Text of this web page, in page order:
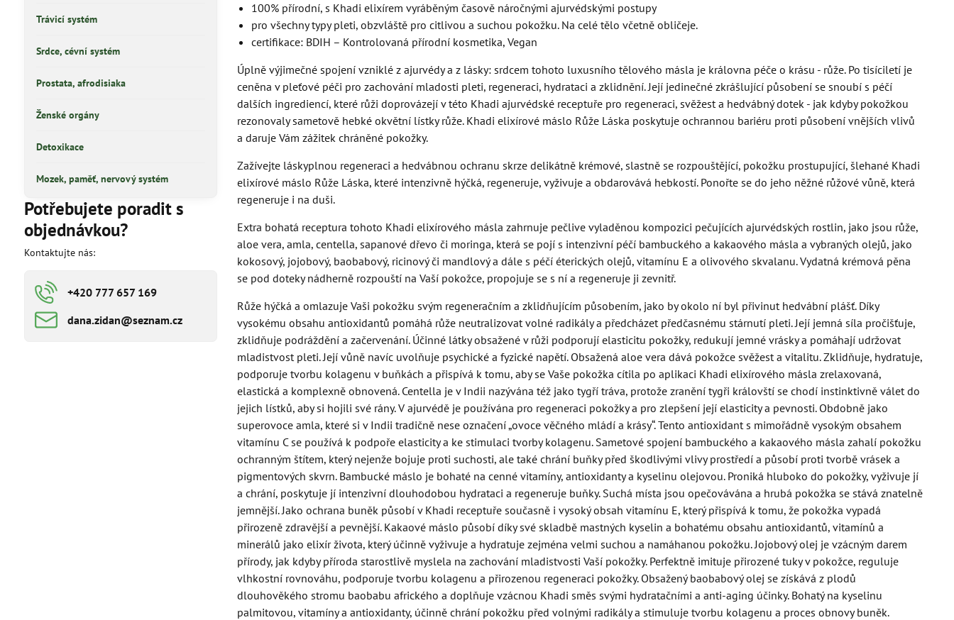
100% přírodní, s Khadi elixírem vyráběným časově náročnými ajurvédskými postupy
pro všechny typy pleti, obzvláště pro citlivou a suchou pokožku. Na celé tělo včetně obličeje.
certifikace: BDIH – Kontrolovaná přírodní kosmetika, Vegan
Úplně výjimečné spojení vzniklé z ajurvédy a z lásky: srdcem tohoto luxusního tělového másla je královna péče o krásu - růže. Po tisíciletí je
ceněna v pleťové péči pro zachování mladosti pleti, regeneraci, hydrataci a zklidnění. Její jedinečné zkrášlující působení se snoubí s péčí
dalších ingrediencí, které růži doprovázejí v této Khadi ajurvédské receptuře pro regeneraci, svěžest a hedvábný dotek - jak kdyby pokožkou
rezonovaly sametově hebké okvětní lístky růže. Khadi elixírové máslo Růže Láska poskytuje ochrannou bariéru proti působení vnějších vlivů
a daruje Vám zážitek chráněné pokožky.
Zažívejte láskyplnou regeneraci a hedvábnou ochranu skrze delikátně krémové, slastně se rozpouštějící, pokožku prostupující, šlehané Khadi
elixírové máslo Růže Láska, které intenzivně hýčká, regeneruje, vyživuje a obdarovává hebkostí. Ponořte se do jeho něžné růžové vůně, která
regeneruje i na duši.
Extra bohatá receptura tohoto Khadi elixírového másla zahrnuje pečlive vyladěnou kompozici pečujících ajurvédských rostlin, jako jsou růže,
aloe vera, amla, centella, sapanové dřevo či moringa, která se pojí s intenzivní péčí bambuckého a kakaového másla a vybraných olejů, jako
kokosový, jojobový, baobabový, ricinový či mandlový a dále s péčí éterických olejů, vitamínu E a olivového skvalanu. Vydatná krémová pěna
se pod doteky nádherně rozpouští na Vaší pokožce, propojuje se s ní a regeneruje ji zevnitř.
Růže hýčká a omlazuje Vaši pokožku svým regeneračním a zklidňujícím působením, jako by okolo ní byl přivinut hedvábní plášť. Díky
vysokému obsahu antioxidantů pomáhá růže neutralizovat volné radikály a předcházet předčasnému stárnutí pleti. Její jemná síla pročišťuje,
zklidňuje podráždění a začervenání. Účinné látky obsažené v růži podporují elasticitu pokožky, redukují jemné vrásky a pomáhají udržovat
mladistvost pleti. Její vůně navíc uvolňuje psychické a fyzické napětí. Obsažená aloe vera dává pokožce svěžest a vitalitu. Zklidňuje, hydratuje,
podporuje tvorbu kolagenu v buňkách a přispívá k tomu, aby se Vaše pokožka cítila po aplikaci Khadi elixírového másla zrelaxovaná,
elastická a komplexně obnovená. Centella je v Indii nazývána též jako tygří tráva, protože zranění tygři královští se chodí instinktivně válet do
jejich lístků, aby si hojili své rány. V ajurvédě je používána pro regeneraci pokožky a pro zlepšení její elasticity a pevnosti. Obdobně jako
superovoce amla, které si v Indii tradičně nese označení „ovoce věčného mládí a krásy“. Tento antioxidant s mimořádně vysokým obsahem
vitamínu C se používá k podpoře elasticity a ke stimulaci tvorby kolagenu. Sametové spojení bambuckého a kakaového másla zahalí pokožku
ochranným štítem, který nejenže bojuje proti suchosti, ale také chrání buňky před škodlivými vlivy prostředí a působí proti tvorbě vrásek a
pigmentových skvrn. Bambucké máslo je bohaté na cenné vitamíny, antioxidanty a kyselinu olejovou. Proniká hluboko do pokožky, vyživuje jí
a chrání, poskytuje jí intenzivní dlouhodobou hydrataci a regeneruje buňky. Suchá místa jsou opečovávána a hrubá pokožka se stává znatelně
jemnější. Jako ochrana buněk působí v Khadi receptuře současně i vysoký obsah vitamínu E, který přispívá k tomu, že pokožka vypadá
přirozeně zdravější a pevnější. Kakaové máslo působí díky své skladbě mastných kyselin a bohatému obsahu antioxidantů, vitamínů a
minerálů jako elixír života, který účinně vyživuje a hydratuje zejména velmi suchou a namáhanou pokožku. Jojobový olej je vzácným darem
přírody, jak kdyby příroda starostlivě myslela na zachování mladistvosti Vaší pokožky. Perfektně imituje přirozené tuky v pokožce, reguluje
vlhkostní rovnováhu, podporuje tvorbu kolagenu a přirozenou regeneraci pokožky. Obsažený baobabový olej se získává z plodů
dlouhověkého stromu baobabu afrického a doplňuje vzácnou Khadi směs svými hydratačními a anti-aging účinky. Bohatý na kyselinu
palmitovou, vitamíny a antioxidanty, účinně chrání pokožku před volnými radikály a stimuluje tvorbu kolagenu a proces obnovy buněk.
Trávicí systém
Srdce, cévní systém
Prostata, afrodisiaka
Ženské orgány
Detoxikace
Mozek, paměť, nervový systém
Potřebujete poradit s
objednávkou?
Kontaktujte nás:
+420 777 657 169
dana​​.zidan​​@seznam​​.cz